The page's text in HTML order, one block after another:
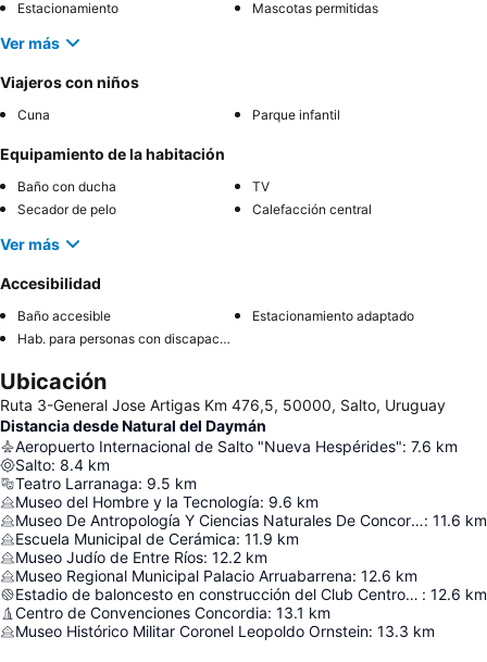
Estacionamiento Mascotas permitidas
Ver más
Viajeros con niños
Cuna Parque infantil
Equipamiento de la habitación
Baño con ducha
TV
Secador de pelo
Calefacción central
Ver más
Accesibilidad
Baño accesible
Estacionamiento adaptado
Hab. para personas con discapacidad
Ubicación
Ruta 3-General Jose Artigas Km 476,5, 50000, Salto, Uruguay
Distancia desde Natural del Daymán
Aeropuerto Internacional de Salto "Nueva Hespérides": 7.6 km
Salto: 8.4 km
Teatro Larranaga: 9.5 km
Museo del Hombre y la Tecnología: 9.6 km
Museo De Antropología Y Ciencias Naturales De Concordia: 11.6 km
Escuela Municipal de Cerámica: 11.9 km
Museo Judío de Entre Ríos: 12.2 km
Museo Regional Municipal Palacio Arruabarrena: 12.6 km
Estadio de baloncesto en construcción del Club Centro Exalumnos Capuchinos : 12.6 km
Centro de Convenciones Concordia: 13.1 km
Museo Histórico Militar Coronel Leopoldo Ornstein: 13.3 km